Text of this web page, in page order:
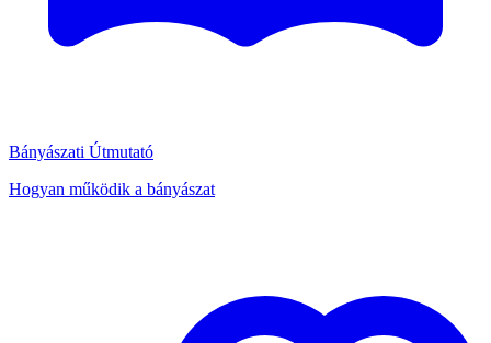
Bányászati Útmutató
Hogyan működik a bányászat